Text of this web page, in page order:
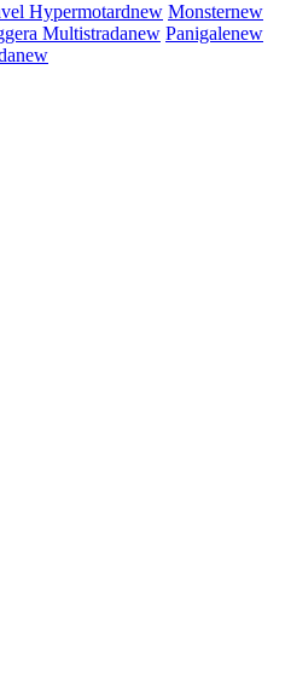
Hypermotardnew Monsternew
Multistradanew Panigalenew
new